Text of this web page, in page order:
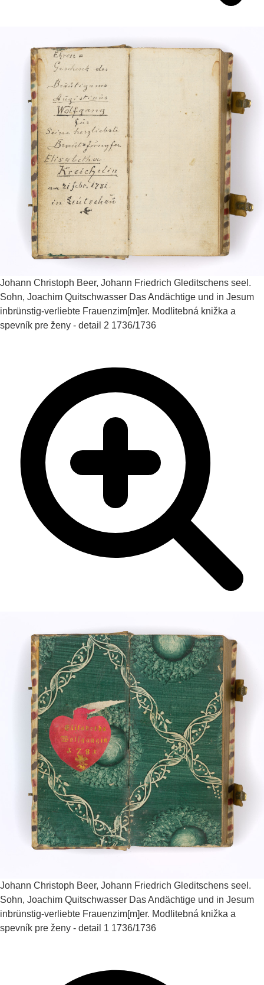
Johann Christoph Beer, Johann Friedrich Gleditschens seel.
Sohn, Joachim Quitschwasser Das Andächtige und in Jesum
inbrünstig-verliebte Frauenzim[m]er. Modlitebná knižka a
spevník pre ženy - detail 2 1736/1736
Johann Christoph Beer, Johann Friedrich Gleditschens seel.
Sohn, Joachim Quitschwasser Das Andächtige und in Jesum
inbrünstig-verliebte Frauenzim[m]er. Modlitebná knižka a
spevník pre ženy - detail 1 1736/1736